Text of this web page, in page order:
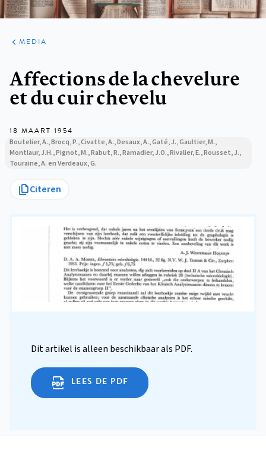
ARTIKELEN
VARIA
MEDIA
Affections de la chevelure
et du cuir chevelu
18 MAART 1954
Boutelier, A., Brocq, P., Civatte, A., Desaux, A., Gaté, J., Gaultier, M.,
Montlaur, J.H., Pignot, M., Rabut, R., Ramadier, J.O., Rivalier, E., Rousset, J.,
Touraine, A. en Verdeaux, G.
Citeren
Dit artikel is alleen beschikbaar als PDF.
LEES DE PDF